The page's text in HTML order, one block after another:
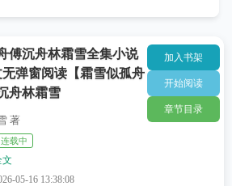
傅沉舟林霜雪全集小说
无弹窗阅读【霜雪似孤舟
舟林霜雪
著
连载中
文
05-16 13:38:08
加入书架
开始阅读
章节目录